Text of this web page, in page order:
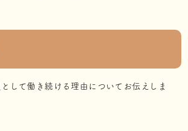
して働き続ける理由についてお伝えしま